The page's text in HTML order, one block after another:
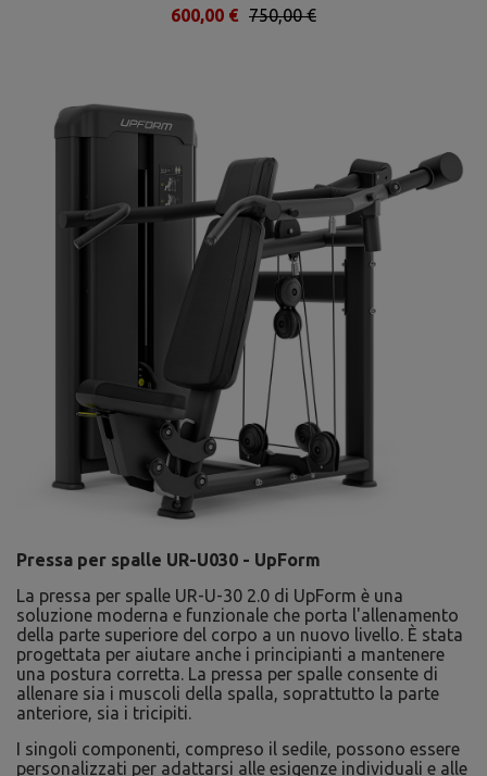
750,00 €
600,00 €
Pressa per spalle UR-U030 - UpForm
La pressa per spalle UR-U-30 2.0 di UpForm è una
soluzione moderna e funzionale che porta l'allenamento
della parte superiore del corpo a un nuovo livello. È stata
progettata per aiutare anche i principianti a mantenere
una postura corretta. La pressa per spalle consente di
allenare sia i muscoli della spalla, soprattutto la parte
anteriore, sia i tricipiti.
I singoli componenti, compreso il sedile, possono essere
personalizzati per adattarsi alle esigenze individuali e alle